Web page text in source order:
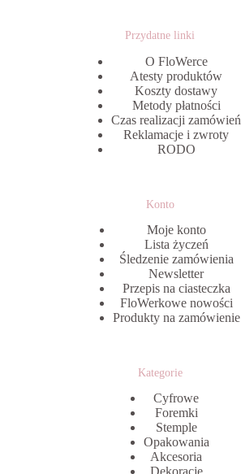
Przydatne linki
O FloWerce
Atesty produktów
Koszty dostawy
Metody płatności
Czas realizacji zamówień
Reklamacje i zwroty
RODO
Konto
Moje konto
Lista życzeń
Śledzenie zamówienia
Newsletter
Przepis na ciasteczka
FloWerkowe nowości
Produkty na zamówienie
Kategorie
Cyfrowe
Foremki
Stemple
Opakowania
Akcesoria
Dekoracje